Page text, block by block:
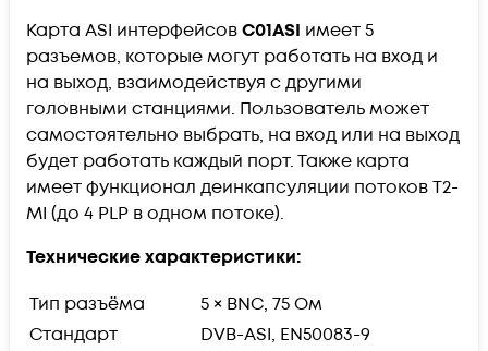
Карта ASI интерфейсовC01ASI имеет 5
разъемов, которые могут работать на вход и
на выход, взаимодействуя с другими
головными станциями. Пользователь может
самостоятельно выбрать, на вход или на выход
будет работать каждый порт. Также карта
имеет функционал деинкапсуляции потоков T2-
MI (до 4 PLP в одном потоке).
Технические характеристики:
Тип разъёма
5 × BNC, 75 Ом
Стандарт
DVB-ASI, EN50083-9